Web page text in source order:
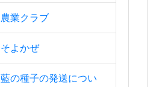
農業クラブ
そよかぜ
藍の種子の発送につい